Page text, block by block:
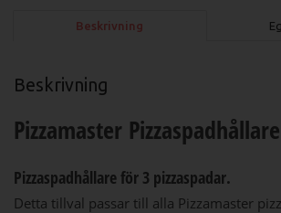
Beskrivning
Beskrivning
Pizzamaster
Pizzaspadhållare för 3 pizzaspadar.
Detta tillval passar till alla Pizzamaster